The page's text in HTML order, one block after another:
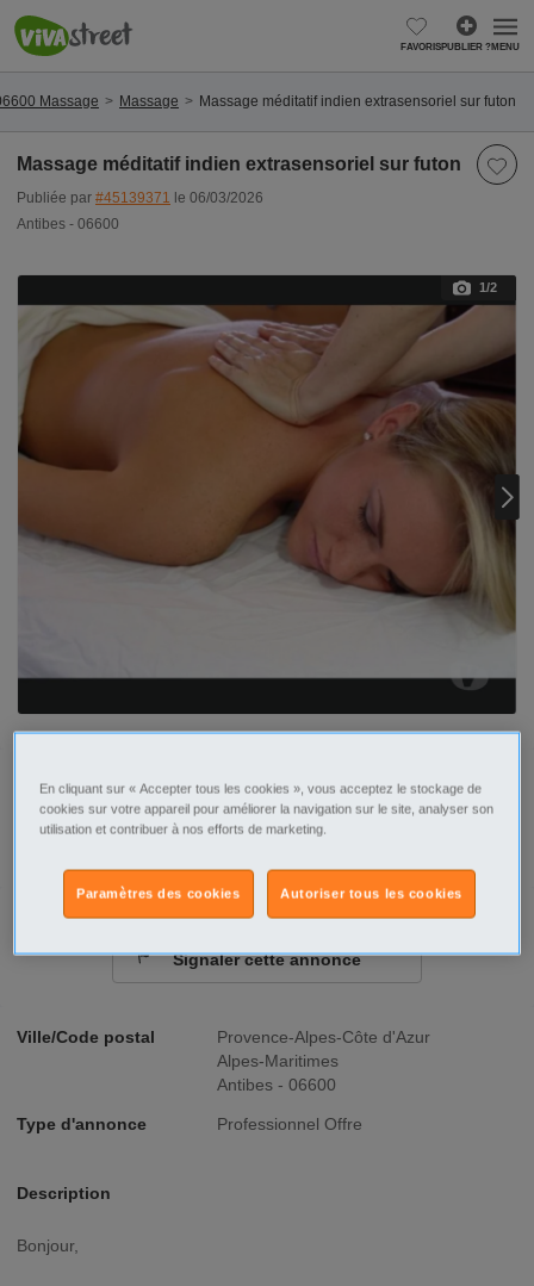
FAVORISPUBLIER ?MENU
Massage Massage Massage méditatif indien extrasensoriel sur futon
Massage méditatif indien extrasensoriel sur futon
Publiée par #45139371 le 06/03/2026
Antibes - 06600
1/2
Ville/Code postal
Provence-Alpes-Côte d'Azur
Alpes-Maritimes
Antibes - 06600
Type d'annonce Professionnel Offre
Description
Bonjour,
Tel Sms
Signaler cette annonce
En cliquant sur « Accepter tous les cookies », vous acceptez le stockage de
cookies sur votre appareil pour améliorer la navigation sur le site, analyser son
utilisation et contribuer à nos efforts de marketing.
Autoriser tous les cookies
Paramètres des cookies